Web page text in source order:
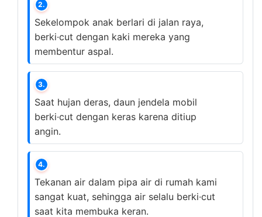
2.
Sekelompok anak berlari di jalan raya,
berki·cut dengan kaki mereka yang
membentur aspal.
3.
Saat hujan deras, daun jendela mobil
berki·cut dengan keras karena ditiup
angin.
4.
Tekanan air dalam pipa air di rumah kami
sangat kuat, sehingga air selalu berki·cut
saat kita membuka keran.